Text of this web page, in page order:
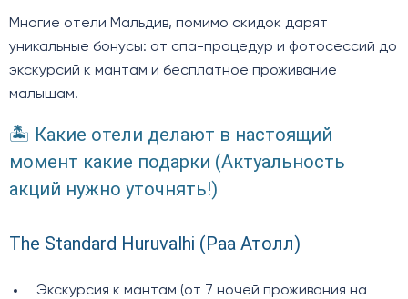
Многие отели Мальдив, помимо скидок дарят
уникальные бонусы: от спа-процедур и фотосессий до
экскурсий к мантам и бесплатное проживание
малышам.
🏝️ Какие отели делают в настоящий
момент какие подарки (Актуальность
акций нужно уточнять!)
The Standard Huruvalhi (Раа Атолл)
Экскурсия к мантам (от 7 ночей проживания на